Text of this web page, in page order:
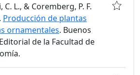
C. L., & Coremberg, P. F.
Producción de plantas
ornamentales. Buenos
de la Facultad de